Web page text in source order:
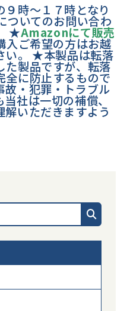
時～１７時となり
ついてのお問い合わ
★Amazonにて販売
入ご希望の方はお越
い。 ★本製品は転落
た製品ですが、転落
全に防止するもので
故・犯罪・トラブル
社は一切の補償、
いただきますよう